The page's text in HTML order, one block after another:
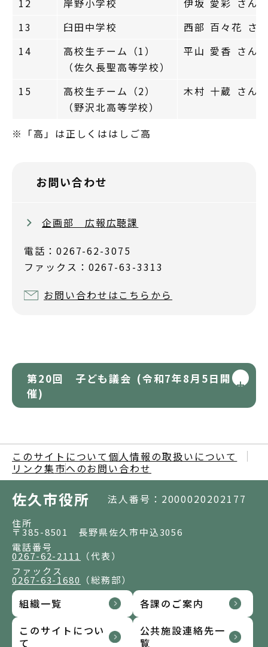
12
岸野小学校
伊坂 愛彩 さん
13
臼田中学校
西部 百々花 さ
14
高校生チーム（1）
（佐久長聖高等学校）
平山 愛香 さん
15
高校生チーム（2）
（野沢北高等学校）
木村 十蔵 さん
※「高」は正しくははしご高
お問い合わせ
企画部 広報広聴課
電話：0267-62-3075
ファックス：0267-63-3313
お問い合わせはこちらから
第20回 子ども議会 (令和7年8月5日開
催)
このサイトについて 個人情報の取扱いについて
リンク集市へのお問い合わせ
佐久市役所 法人番号：2000020202177
住所
〒385-8501 長野県佐久市中込3056
電話番号
0267-62-2111
（代表）
ファックス
0267-63-1680 （総務部）
組織一覧
各課のご案内
このサイトについ
て
公共施設連絡先一
覧